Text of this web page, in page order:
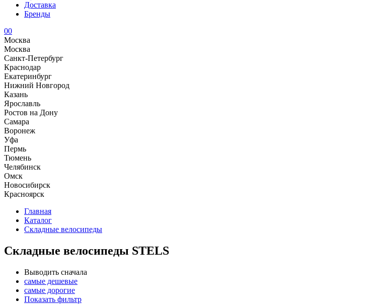
Доставка
Бренды
00
Москва
Москва
Санкт-Петербург
Краснодар
Екатеринбург
Нижний Новгород
Казань
Ярославль
Ростов на Дону
Самара
Воронеж
Уфа
Пермь
Тюмень
Челябинск
Омск
Новосибирск
Красноярск
Главная
Каталог
Складные велосипеды
Складные велосипеды STELS
Выводить сначала
самые дешевые
самые дорогие
Показать фильтр